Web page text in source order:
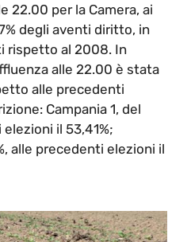
22.00 per la Camera, ai
degli aventi diritto, in
rispetto al 2008. In
alle 22.00 è stata
alle precedenti
Campania 1, del
il 53,41%;
alle precedenti elezioni il